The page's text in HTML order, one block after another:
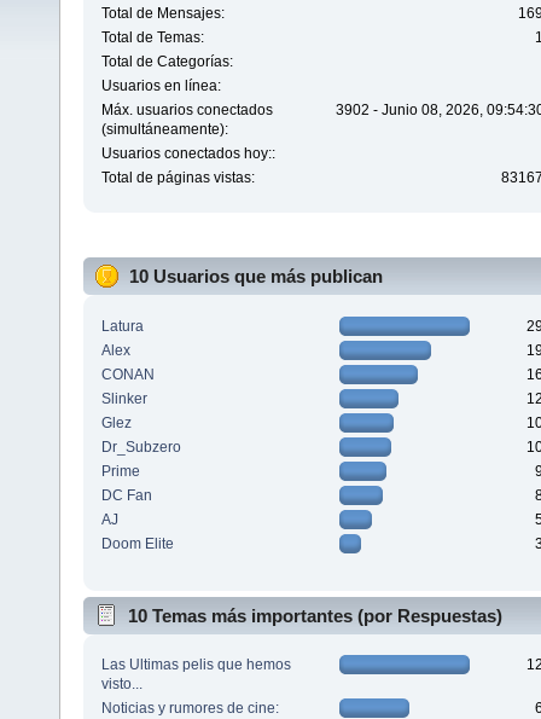
Total de Mensajes:
Total de Temas:
Total de Categorías:
Usuarios en línea:
Máx. usuarios conectados
(simultáneamente):
3902 - Junio 08, 2026,
Usuarios conectados hoy::
Total de páginas vistas:
10 Usuarios que más publican
Latura
Alex
CONAN
Slinker
Glez
Dr_Subzero
Prime
DC Fan
AJ
Doom Elite
10 Temas más importantes (por Respuestas)
Las Ultimas pelis que hemos
visto...
Noticias y rumores de cine: